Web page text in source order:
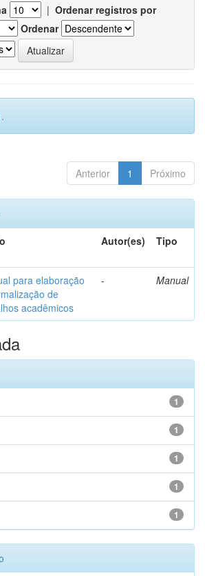
| Ordenar registros por
Ordenar
Anterior 1 Próximo
Autor(es) Tipo
para elaboração
de
acadêmicos
- Manual
1
1
1
1
1